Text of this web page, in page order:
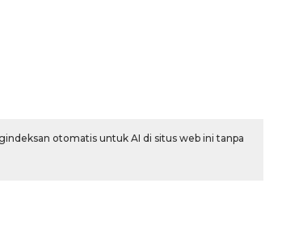
otomatis untuk AI di situs web ini tanpa